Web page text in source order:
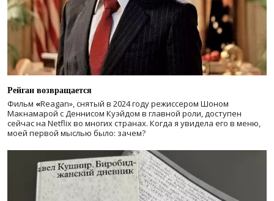
Рейган возвращается
Фильм «Reagan», снятый в 2024 годурежиссером Шоном
Макнамарой с Деннисом Куэйдом в главной роли, доступен
сейчас на Netflix во многих странах. Когда я увидела его в меню,
моей первой мыслью было: зачем?